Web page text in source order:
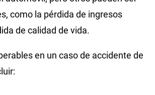
como la pérdida de ingresos
de calidad de vida.
en un caso de accidente de